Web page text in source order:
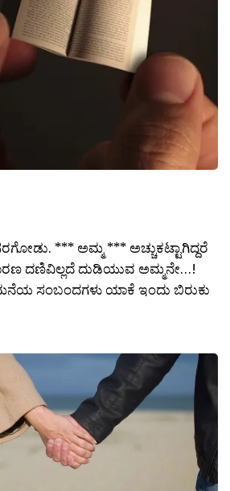
*** ಅಮ್ಮ *** ಅಚ್ಚುಕಟ್ಟಾಗಿದ್ದರೆ
ದಣಿವಿಲ್ಲದೆ ದುಡಿಯುವ ಅಮ್ಮನೇ…!
ಸಂಬಂದಗಳು ಯಾಕೆ ಇಂದು ಬಿರುಕು